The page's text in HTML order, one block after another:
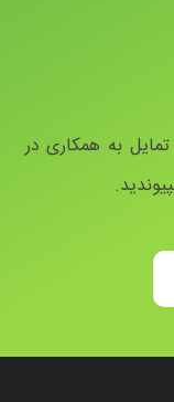
به همکاری در